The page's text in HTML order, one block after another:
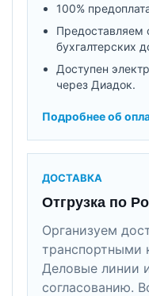
100%
Предоставляем
бухгалтерских
Доступен
через Диадок.
Подробнее об
ДОСТАВКА
Отгрузка по
Организуем
транспортными
Деловые линии
согласованию.